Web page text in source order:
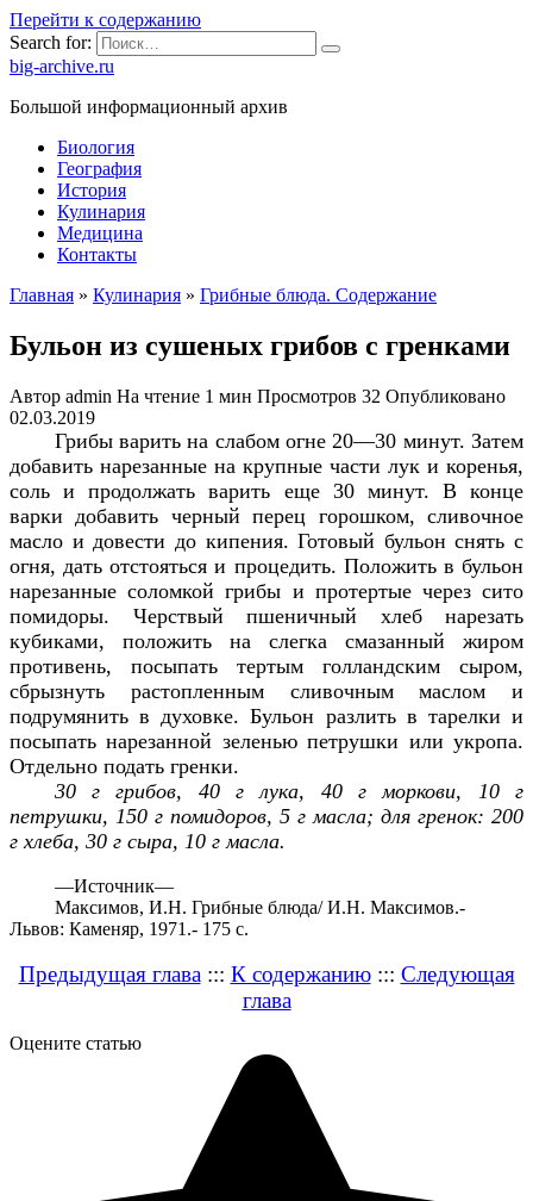
Перейти к содержанию
Search for:
big-archive.ru
Большой информационный архив
Биология
География
История
Кулинария
Медицина
Контакты
Главная » Кулинария » Грибные блюда. Содержание
Бульон из сушеных грибов с гренками
Автор admin На чтение 1 мин Просмотров 32 Опубликовано
02.03.2019
Грибы варить на слабом огне 20—30 минут. Затем
добавить нарезанные на крупные части лук и коренья,
соль и продолжать варить еще 30 минут. В конце
варки добавить черный перец горошком, сливочное
масло и довести до кипения. Готовый бульон снять с
огня, дать отстояться и процедить. Положить в бульон
нарезанные соломкой грибы и протертые через сито
помидоры. Черствый пшеничный хлеб нарезать
кубиками, положить на слегка смазанный жиром
противень, посыпать тертым голландским сыром,
сбрызнуть растопленным сливочным маслом и
подрумянить в духовке. Бульон разлить в тарелки и
посыпать нарезанной зеленью петрушки или укропа.
Отдельно подать гренки.
30 г грибов, 40 г лука, 40 г моркови, 10 г
петрушки, 150 г помидоров, 5 г масла; для гренок: 200
г хлеба, 30 г сыра, 10 г масла.
—Источник—
Максимов, И.Н. Грибные блюда/ И.Н. Максимов.-
Львов: Каменяр, 1971.- 175 с.
Предыдущая глава::: К содержанию::: Следующая
глава
Оцените статью